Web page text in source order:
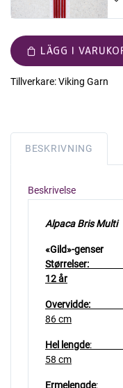
LÄGG I
Tillverkare:Viking Garn
BESKRIVNING
Beskrivelse
Alpaca Bris Multi
«Gild»-
12 år
Overvidde: 60
86 cm
Hel lengde: 36
58 cm
Ermelengde: